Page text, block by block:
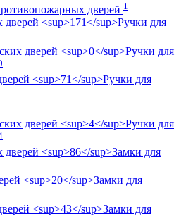
дверей 1
Ручки для
Ручки для
Ручки для
Ручки для
Замки для
Замки для
Замки для